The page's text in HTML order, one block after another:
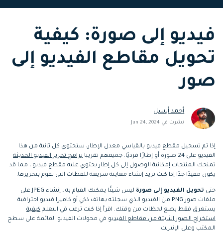
رؤى التحرير
تعلم المعرفة الأساسية في تحرير
إنشاء تأثيرات خاصة
بنفسك
search
فيديو إلى صورة: كيفية
تحويل مقاطع الفيديو إلى
صور
أحمد أبسل
نشرت في Jun 24, 2024
إذا تم تسجيل مقطع فيديو بالقياسي معدل الإطار، ستحتوي كل ثانية من هذا
الفيديو على 24 صورة أو إطارًا فرديًا. جميعهم تقريبا
برامج تحرير الفيديو الحديثة
تمنحك المنتجات إمكانية الوصول إلى كل إطار يحتوي عليه مقطع فيديو ، مما قد
يكون مفيدًا جدًا إذا كنت تريد إنشاء معاينة سريعة للقطات التي تقوم بتحريرها.
حتى تحويل الفيديو إلى صورة
ليس شيئًا يمكنك القيام به ، إنشاء JPEG على
ملفات صور PNG من الفيديو الذي سجلته بهاتف ذكي أو كاميرا فيديو احترافية
يستغرق فقط بضع لحظات من وقتك. اقرأ إذا كنت ترغب في التعلم كيفية
استخراج الصور الثابتة من مقاطع الفيديو في محولات الفيديو القائمة على سطح
المكتب وعلى الإنترنت.